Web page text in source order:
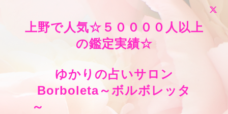
上野で人気☆５００００人以上
の鑑定実績☆
ゆかりの占いサロン
Borboleta～ボルボレッタ
～